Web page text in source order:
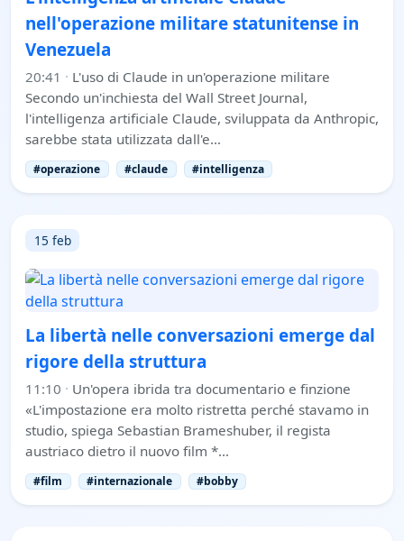
nell'operazione militare statunitense in
Venezuela
20:41 · L'uso di Claude in un'operazione militare
Secondo un'inchiesta del Wall Street Journal,
l'intelligenza artificiale Claude, sviluppata da Anthropic,
sarebbe stata utilizzata dall'e…
#operazione #claude #intelligenza
15 feb
La libertà nelle conversazioni emerge dal
rigore della struttura
11:10 · Un'opera ibrida tra documentario e finzione
«L'impostazione era molto ristretta perché stavamo in
studio, spiega Sebastian Brameshuber, il regista
austriaco dietro il nuovo film *…
#film #internazionale #bobby